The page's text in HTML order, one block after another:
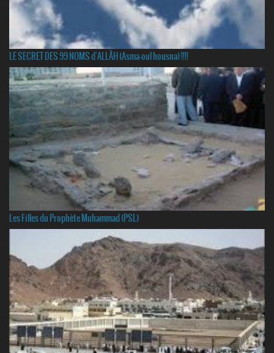
LE SECRET DES 99 NOMS d'ALLÂH (Asma-oul housna) !!!!
Les Filles du Prophète Muhammad (PSL)